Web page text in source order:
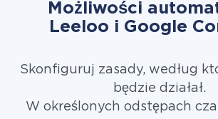
Możliwości
Leeloo i Google
Skonfiguruj zasady, według
będzie działał.
W określonych odstępach